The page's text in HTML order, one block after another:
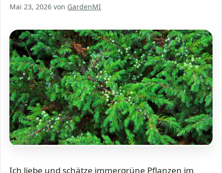
Mai 23, 2026 von GardenMI
Ich liebe und schätze immergrüne Pflanzen im